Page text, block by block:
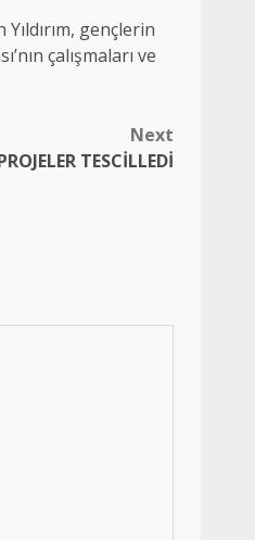
gençlerin
çalışmaları ve
Next
TESCİLLEDİ